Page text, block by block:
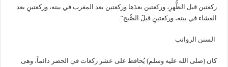
ركعتين قبل الظُّهرِ، وركعتين بعدَها وركعتين بعد المغرب في بيته، وركعتينِ بعد
العشاء في بيته، وركعتينِ قبلَ الصُّبح”.
السنن الرواتب
كان (صلى الله عليه وسلم) يُحافظ على عشر ركعات في الحضر دائماً، وهى